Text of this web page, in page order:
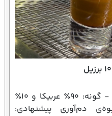
وزن از: ۲۵۰ گرم - گونه: ۹۰٪ عربیکا و ۱۰٪
دم‌آوری پیشنهادی: